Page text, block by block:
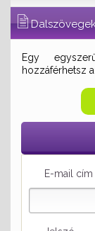
Egy
hozzáférhetsz
E-mail cím